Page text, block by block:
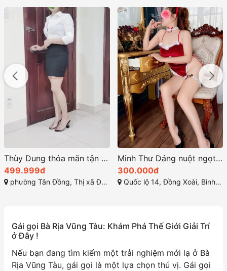
Minh Thư Dáng nuột ngọt ngào làm tình chuẩn chỉ
300.000đ
Quốc lộ 14, Đồng Xoài, Bình Phước
Ngọc Nhi 2K7 – Gái Mới Non, Chân Dài Mảnh Mai Hàng Sinh Viên Đẹp Chất Lượng
2.000.000đ
TP Nha Trang, Khánh Hòa
Gái gọi Bà Rịa Vũng Tàu: Khám Phá Thế Giới Giải Trí
ở Đây !
Nếu bạn đang tìm kiếm một trải nghiệm mới lạ ở Bà
Rịa Vũng Tàu, gái gọi là một lựa chọn thú vị. Gái gọi